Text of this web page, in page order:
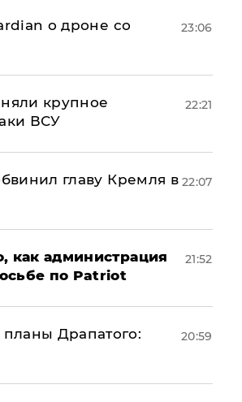
о дроне со
23:06
крупное
ВСУ
22:21
главу Кремля в 22:07
как администрация
по Patriot
21:52
Драпатого:
20:59